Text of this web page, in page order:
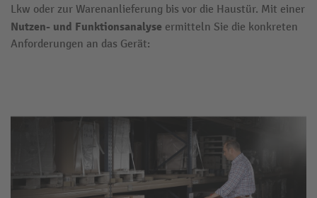
Lkw oder zur Warenanlieferung bis vor die Haustür. Mit einer
Nutzen- und Funktionsanalyse ermitteln Sie die konkreten
Anforderungen an das Gerät: